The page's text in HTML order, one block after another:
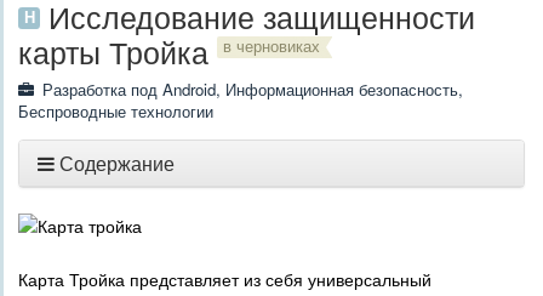
H
Исследование защищенности
карты Тройка
в черновиках
Разработка под Android, Информационная безопасность,
Беспроводные технологии
Содержание
Карта Тройка представляет из себя универсальный